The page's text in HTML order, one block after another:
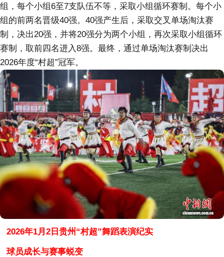
组，每个小组6至7支队伍不等，采取小组循环赛制。每个小
组的前两名晋级40强。40强产生后，采取交叉单场淘汰赛
制，决出20强，并将20强分为两个小组，再次采取小组循环
赛制，取前四名进入8强。最终，通过单场淘汰赛制决出
2026年度“村超”冠军。
2026年1月2日贵州“村超”舞蹈表演纪实
球员成长与赛事蜕变